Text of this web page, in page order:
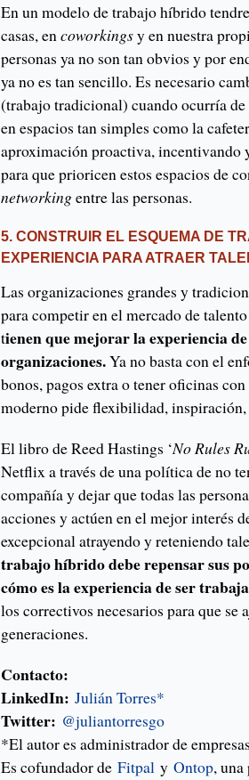
En un modelo de trabajo híbrido
casas, encoworkingsy en nuestra
personas ya no son tan obvios y por
ya no es tan sencillo. Es necesario
(trabajo tradicional) cuando ocurría
en espacios tan simples como la
aproximación proactiva, incentivando
para que prioricen estos espacios de
networkingentre las personas.
5. CONSTRUIR EL ESQUEMA DE
EXPERIENCIA PARA ATRAER
Las organizaciones grandes y
para competir en el mercado de
tienen que mejorar la experiencia
organizaciones.Ya no basta con el
bonos, pagos extra o tener oficinas
moderno pide flexibilidad,
El libro de Reed Hastings ‘No Rules
Netflix a través de una política de no
compañía y dejar que todas las
acciones y actúen en el mejor interés
excepcional atrayendo y reteniendo
trabajo híbrido debe repensar sus
cómo es la experiencia de ser
los correctivos necesarios para que se
generaciones.
Contacto:
LinkedIn:Julián Torres*
Twitter: @juliantorresgo
*El autor es administrador de
Es cofundador de Fitpal yOntop,